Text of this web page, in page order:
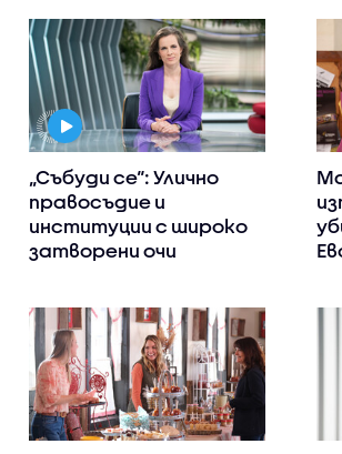
„Събуди се“: Улично
правосъдие и
институции с широко
затворени очи